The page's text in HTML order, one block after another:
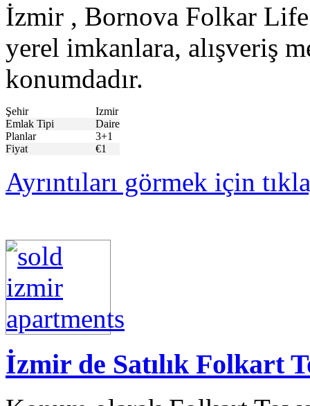
İzmir , Bornova Folkar
yerel imkanlara, alışveriş
konumdadır.
Şehir
Izmir
Emlak Tipi
Daire
Planlar
3+1
Fiyat
€1
Ayrıntıları görmek için
İzmir de Satılık Folkart